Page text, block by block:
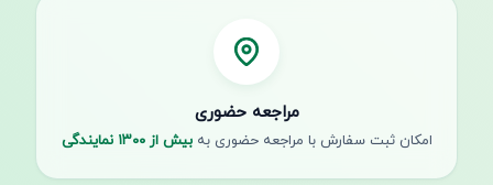
مراجعه حضوری
امکان ثبت سفارش با مراجعه حضوری بهبیش از ۱۳۰۰ نمایندگی